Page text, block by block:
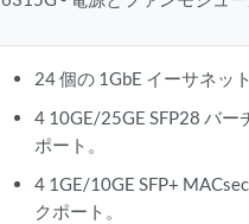
24 個の 1GbE イーサネッ
4 10GE/25GE SFP28 バー
ポート。
4 1GE/10GE SFP+
クポート。